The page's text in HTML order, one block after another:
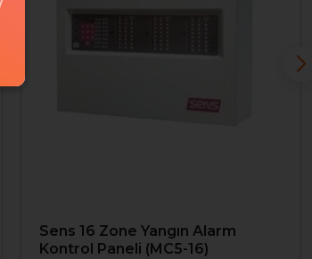
Sens 16 Zone Yangın Alarm
Kontrol Paneli (MC5-16)